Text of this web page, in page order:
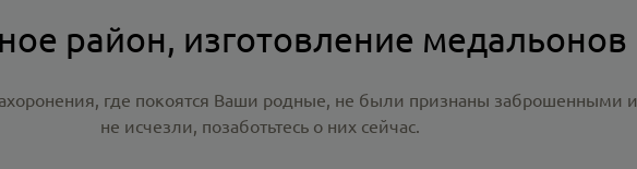
район, изготовление медальонов
где покоятся Ваши родные, не были признаны заброшенными и
не исчезли, позаботьтесь о них сейчас.